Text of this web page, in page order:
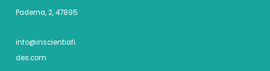
Paderna, 2, 47895
info@inscientiafi
des.com